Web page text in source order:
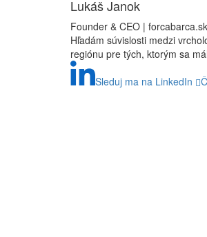
Lukáš Janok
Founder & CEO |
Hľadám súvislosti medzi
regiónu pre tých, ktorým sa
Sleduj ma na LinkedIn